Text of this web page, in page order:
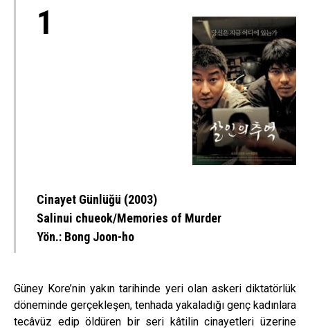
1
Cinayet Günlüğü (2003)
Salinui chueok/Memories of Murder
Yön.: Bong Joon-ho
Güney Kore’nin yakın tarihinde yeri olan askeri diktatörlük
döneminde gerçekleşen, tenhada yakaladığı genç kadınlara
tecâvüz edip öldüren bir seri kâtilin cinayetleri üzerine